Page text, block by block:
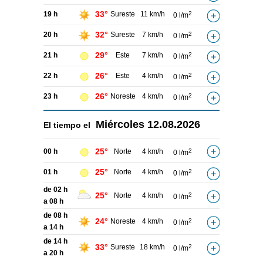
19 h 33° Sureste 11 km/h 0 l/m2
20 h 32° Sureste 7 km/h 0 l/m2
21 h 29° Este 7 km/h 0 l/m2
22 h 26° Este 4 km/h 0 l/m2
23 h 26° Noreste 4 km/h 0 l/m2
El tiempo el Miércoles 12.08.2026
00 h 25° Norte 4 km/h 0 l/m2
01 h 25° Norte 4 km/h 0 l/m2
de 02 h
a 08 h
25° Norte 4 km/h 0 l/m2
de 08 h
a 14 h
24° Noreste 4 km/h 0 l/m2
de 14 h
a 20 h
33° Sureste 18 km/h 0 l/m2